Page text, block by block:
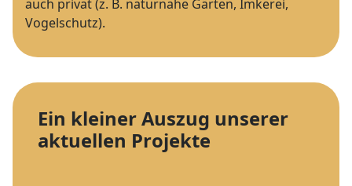
auch privat (z. B. naturnahe Gärten, Imkerei,
Vogelschutz).
Ein kleiner Auszug unserer
aktuellen Projekte